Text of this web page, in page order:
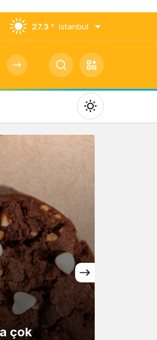
27.3 ° Istanbul
Mod
değiştir
seçin.
seçin.
seçin.
çok